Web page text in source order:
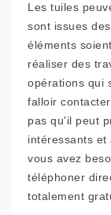
Les tuiles
sont issues
éléments
réaliser des
opérations qui
falloir
pas qu'il peut
intéressants et
vous avez
téléphoner
totalement